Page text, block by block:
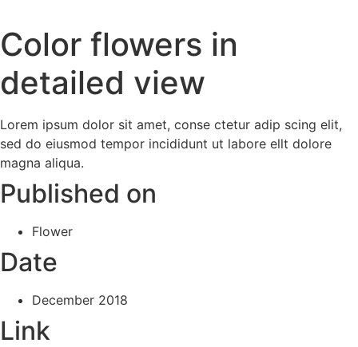
Inhalt
wechseln
Color flowers in
detailed view
Lorem ipsum dolor sit amet, conse ctetur adip scing elit,
sed do eiusmod tempor incididunt ut labore ellt dolore
magna aliqua.
Published on
Flower
Date
December 2018
Link